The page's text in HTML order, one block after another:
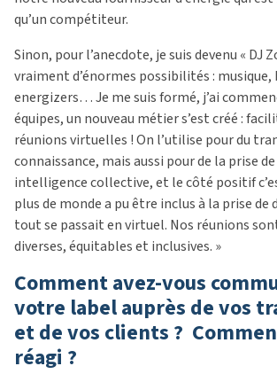
qu’un compétiteur.
Sinon, pour l’anecdote, je suis devenu « DJ
vraiment d’énormes possibilités :
energizers… Je me suis formé, j’ai
équipes, un nouveau métier s’est créé :
réunions virtuelles ! On l’utilise pour du
connaissance, mais aussi pour de la prise
intelligence collective, et le côté positif
plus de monde a pu être inclus à la prise de
tout se passait en virtuel. Nos réunions
diverses, équitables et inclusives. »
Comment avez-vous
votre label auprès de vos
et de vos clients ?
réagi ?